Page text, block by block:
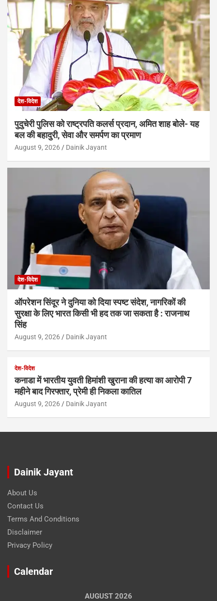
देश-विदेश
पुदुचेरी पुलिस को राष्ट्रपति कलर्स प्रदान, अमित शाह बोले- यह
बल की बहादुरी, सेवा और समर्पण का प्रमाण
August 9, 2026 Dainik Jayant
देश-विदेश
ऑपरेशन सिंदूर ने दुनिया को दिया स्पष्ट संदेश, नागरिकों की
सुरक्षा के लिए भारत किसी भी हद तक जा सकता है : राजनाथ
सिंह
August 9, 2026 Dainik Jayant
देश-विदेश
कनाडा में भारतीय युवती हिमांशी खुराना की हत्या का आरोपी 7
महीने बाद गिरफ्तार, प्रेमी ही निकला कातिल
August 9, 2026 Dainik Jayant
Dainik Jayant
About Us
Contact Us
Terms And Conditions
Disclaimer
Privacy Policy
Calendar
AUGUST 2026